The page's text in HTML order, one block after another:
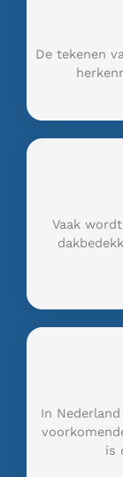
De tekenen
Vaak
In
is